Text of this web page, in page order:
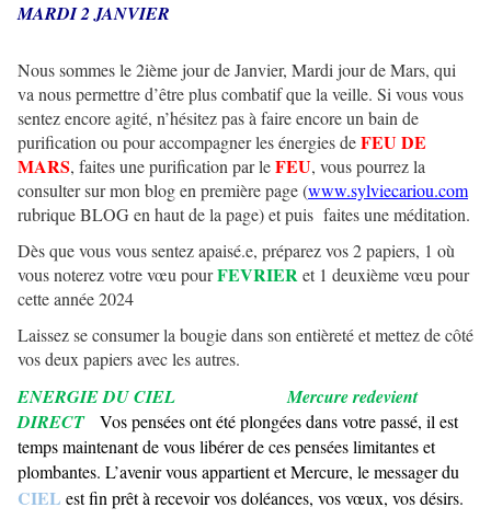
MARDI 2 JANVIER
Nous sommes le 2ième jour de Janvier, Mardi jour de Mars, qui
va nous permettre d’être plus combatif que la veille. Si vous vous
sentez encore agité, n’hésitez pas à faire encore un bain de
purification ou pour accompagner les énergies deFEU DE
MARS, faites une purification par leFEU, vous pourrez la
consulter sur mon blog en première page (www.sylviecariou.com
rubrique BLOG en haut de la page) et puis faites une méditation.
Dès que vous vous sentez apaisé.e, préparez vos 2 papiers, 1 où
vous noterez votre vœu pourFEVRIERet 1 deuxième vœu pour
cette année 2024
Laissez se consumer la bougie dans son entièreté et mettez de côté
vos deux papiers avec les autres.
ENERGIE DU CIEL Mercure redevient
DIRECT Vos pensées ont été plongées dans votre passé, il est
temps maintenant de vous libérer de ces pensées limitantes et
plombantes. L’avenir vous appartient et Mercure, le messager du
CIEL est fin prêt à recevoir vos doléances, vos vœux, vos désirs.